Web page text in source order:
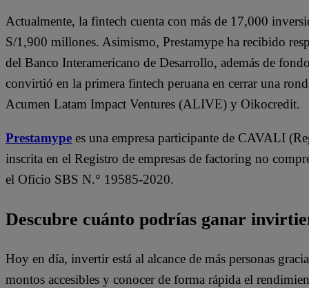
Actualmente, la fintech cuenta con más de 17,000
S/1,900 millones. Asimismo, Prestamype ha recibido
del Banco Interamericano de Desarrollo, además de
convirtió en la primera fintech peruana en cerrar una
Acumen Latam Impact Ventures (ALIVE) y Oikocredit.
Prestamype es una empresa participante de CAVALI
inscrita en el Registro de empresas de factoring no
el Oficio SBS N.° 19585-2020.
Descubre cuánto podrías ganar
Hoy en día, invertir está al alcance de más personas
montos accesibles y conocer de forma rápida el